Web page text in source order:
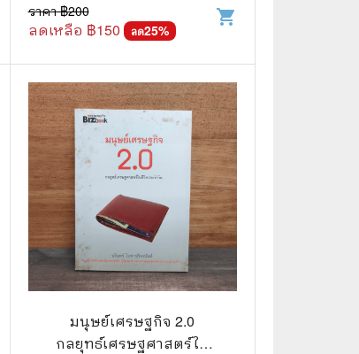
ราคา ฿200
ลดเหลือ ฿150 ลด25%
shopping_cart
มนุษย์เศรษฐกิจ 2.0
กลยุทธ์เศรษฐศาสตร์ใน